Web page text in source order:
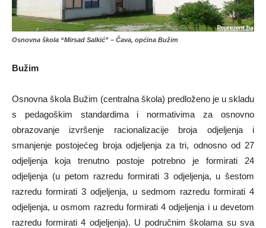
Osnovna škola “Mirsad Salkić” – Čava, općina Bužim
Bužim
Osnovna škola Bužim (centralna škola) predloženo je u skladu
s pedagoškim standardima i normativima za osnovno
obrazovanje izvršenje racionalizacije broja odjeljenja i
smanjenje postojećeg broja odjeljenja za tri, odnosno od 27
odjeljenja koja trenutno postoje potrebno je formirati 24
odjeljenja (u petom razredu formirati 3 odjeljenja, u šestom
razredu formirati 3 odjeljenja, u sedmom razredu formirati 4
odjeljenja, u osmom razredu formirati 4 odjeljenja i u devetom
razredu formirati 4 odjeljenja). U područnim školama su sva